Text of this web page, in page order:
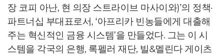
장 코피 아난, 현 의장 스트라이브 마사이와)’의 정책·
파트너십 부대표로서, ‘아프리카 빈농들에게 대출해
주는 혁신적인 금융 시스템’을 만들었다. 그는 이 시
스템을 각국의 은행, 록펠러 재단, 빌&멜린다 게이츠